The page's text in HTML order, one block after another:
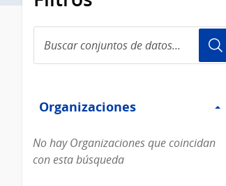
conjuntos
de
Organizaciones
Organizaciones
No hay Organizaciones que coincidan
con esta búsqueda